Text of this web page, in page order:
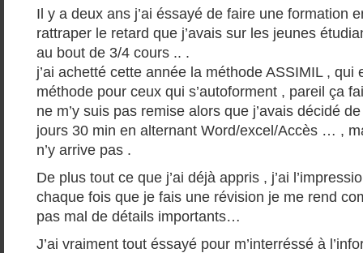
Il y a deux ans j’ai éssayé de faire une formation
rattraper le retard que j’avais sur les jeunes
au bout de 3/4 cours .. .
j’ai achetté cette année la méthode ASSIMIL , qui
méthode pour ceux qui s’autoforment , pareil ça
ne m’y suis pas remise alors que j’avais décidé
jours 30 min en alternant Word/excel/Accès … ,
n’y arrive pas .
De plus tout ce que j’ai déjà appris , j’ai
chaque fois que je fais une révision je me rend
pas mal de détails importants…
J’ai vraiment tout éssayé pour m’interréssé à